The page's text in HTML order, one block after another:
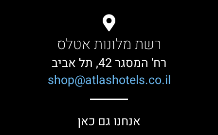
רשת מלונות אטלס
רח' המסגר 42, תל אביב
shop@atlashotels.co.il
אנחנו גם כאן